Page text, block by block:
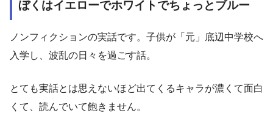
ぼくはイエローでホワイトでちょっとブルー
ノンフィクションの実話です。子供が「元」底辺中学校へ
入学し、波乱の日々を過ごす話。
とても実話とは思えないほど出てくるキャラが濃くて面白
くて、読んでいて飽きません。